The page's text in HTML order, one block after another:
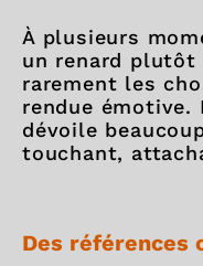
À plusieurs
un renard plutôt
rarement les
rendue émotive.
dévoile
touchant,
Des références